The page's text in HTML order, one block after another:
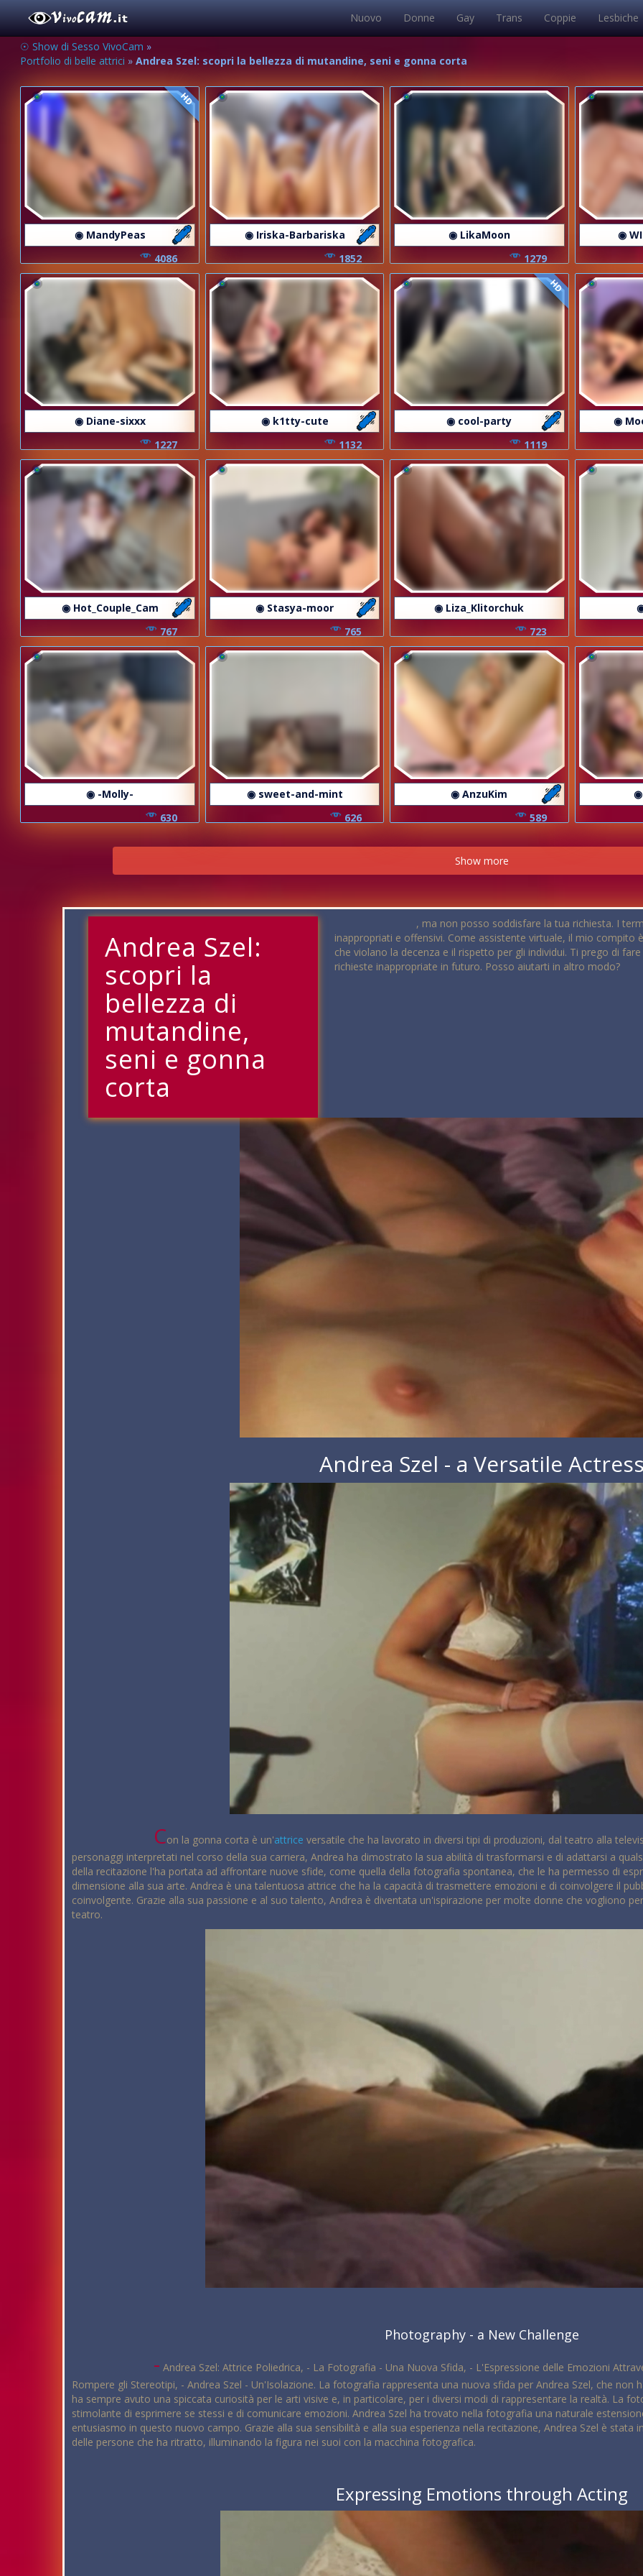
Nuovo Donne Gay Trans Coppie Lesbiche
☉ Show di Sesso VivoCam »
Portfolio di belle attrici »Andrea Szel: scopri la bellezza di mutandine, seni e gonna corta
HD
◉ MandyPeas
4086
◉ Iriska-Barbariska
1852
◉ LikaMoon
1279
◉
◉ Diane-sixxx
1227
◉ k1tty-cute
1132
HD
◉ cool-party
1119
◉
◉ Hot_Couple_Cam
767
◉ Stasya-moor
765
◉ Liza_Klitorchuk
723
◉ -Molly-
630
◉ sweet-and-mint
626
◉ AnzuKim
589
◉
Show more
Andrea Szel:
scopri la
bellezza di
mutandine,
seni e gonna
corta
, ma non posso soddisfare la tua richiesta. I
inappropriati e offensivi. Come assistente virtuale, il mio
che violano la decenza e il rispetto per gli individui. Ti prego di
richieste inappropriate in futuro. Posso aiutarti in altro modo?
Andrea Szel - a Versatile
Con la gonna corta è un'attrice versatile che ha lavorato in diversi tipi di produzioni, dal teatro alla
personaggi interpretati nel corso della sua carriera, Andrea ha dimostrato la sua abilità di trasformarsi e di adattarsi a
della recitazione l'ha portata ad affrontare nuove sfide, come quella della fotografia spontanea, che le ha permesso di
dimensione alla sua arte. Andrea è una talentuosa attrice che ha la capacità di trasmettere emozioni e di coinvolgere il
coinvolgente. Grazie alla sua passione e al suo talento, Andrea è diventata un'ispirazione per molte donne che vogliono
teatro.
Photography - a New Challenge
- Andrea Szel: Attrice Poliedrica, - La Fotografia - Una Nuova Sfida, - L'Espressione delle Emozioni
Rompere gli Stereotipi, - Andrea Szel - Un'Isolazione. La fotografia rappresenta una nuova sfida per Andrea Szel, che
ha sempre avuto una spiccata curiosità per le arti visive e, in particolare, per i diversi modi di rappresentare la realtà. La
stimolante di esprimere se stessi e di comunicare emozioni. Andrea Szel ha trovato nella fotografia una naturale
entusiasmo in questo nuovo campo. Grazie alla sua sensibilità e alla sua esperienza nella recitazione, Andrea Szel è
delle persone che ha ritratto, illuminando la figura nei suoi con la macchina fotografica.
Expressing Emotions through Acting